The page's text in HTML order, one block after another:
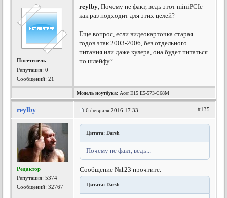
Посетитель
Репутация:0
Сообщений: 21
reylby, Почему не факт, ведь этот miniPCIe
как раз подходит для этих целей?
Еще вопрос, если видеокарточка старая
годов этак 2003-2006, без отдельного
питания или даже кулера, она будет питаться
по шлейфу?
Модель ноутбука: Acer E15 E5-573-C68M
reylby 6 февраля 2016 17:33 #135
Редактор
Репутация:5374
Сообщений: 32767
Цитата: Darsh
Почему не факт, ведь...
Сообщение №123 прочтите.
Цитата: Darsh